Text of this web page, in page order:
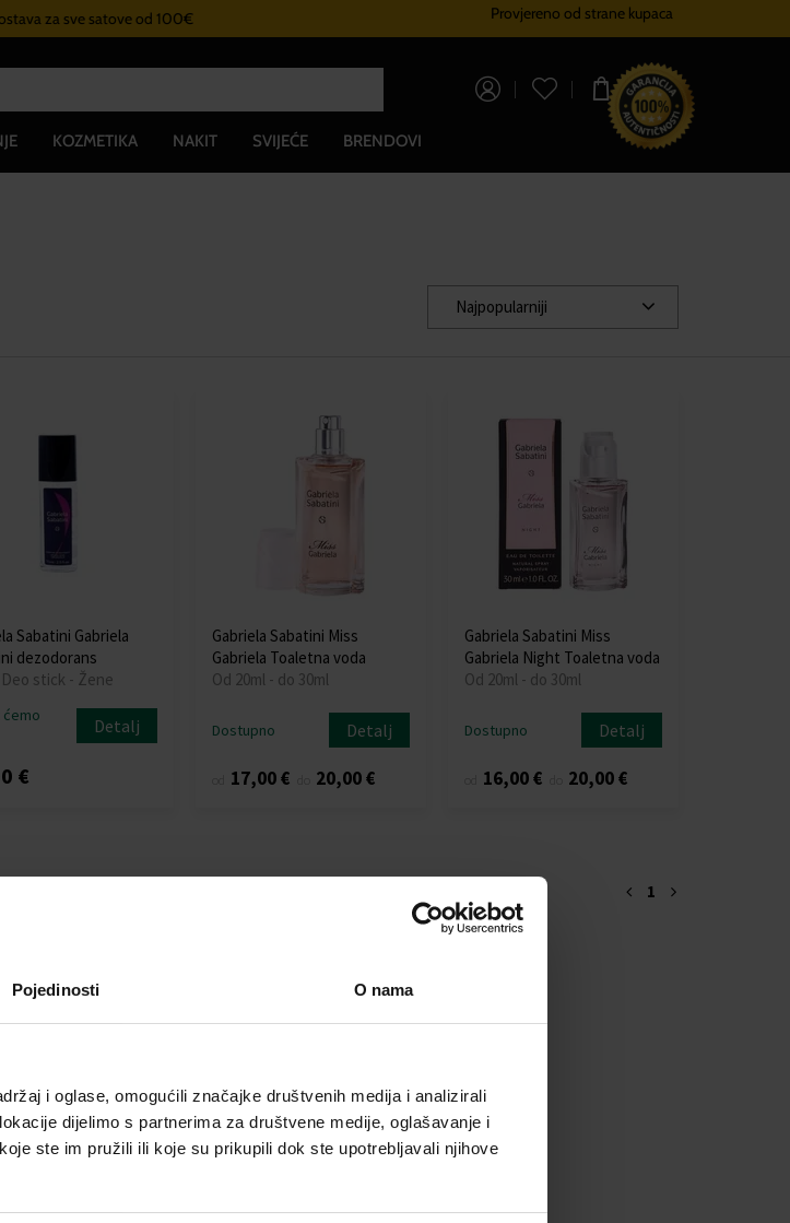
Pojedinosti O nama
i oglase, omogućili značajke društvenih medija i analizirali
dijelimo s partnerima za društvene medije, oglašavanje i
ste im pružili ili koje su prikupili dok ste upotrebljavali njihove
za sve satove od 100€ Sustav vjernostiProvjereno od strane kupaca
0,00 €
KOZMETIKA NAKIT SVIJEĆE BRENDOVI
Najpopularniji
Sabatini Gabriela
dezodorans
Deo stick - Žene
ćemo
Detalj
€
Gabriela Sabatini Miss
Gabriela Toaletna voda
Od 20ml - do 30ml
Dostupno Detalj
17,00 € 20,00 €
Gabriela Sabatini Miss
Gabriela Night Toaletna voda
Od 20ml - do 30ml
Dostupno Detalj
16,00 € 20,00 €
: 1